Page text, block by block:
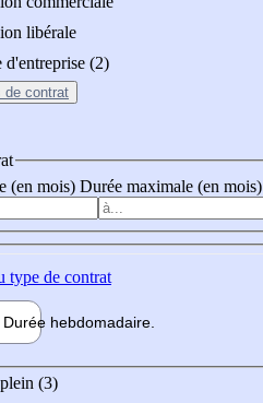
libérale
d'entreprise (2)
de contrat
(en mois) Durée maximale (en mois)
type de contrat
Durée hebdomadaire
(3)